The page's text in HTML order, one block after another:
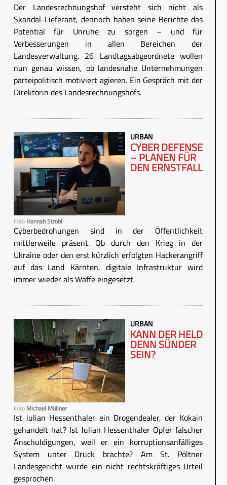
Der Landesrechnungshof versteht sich nicht als
Skandal-Lieferant, dennoch haben seine Berichte das
Potential für Unruhe zu sorgen – und für
Verbesserungen in allen Bereichen der
Landesverwaltung. 26 Landtagsabgeordnete wollen
nun genau wissen, ob landesnahe Unternehmungen
parteipolitisch motiviert agieren. Ein Gespräch mit der
Direktorin des Landesrechnungshofs.
Foto Hannah Strobl
URBAN
CYBER DEFENSE
– PLANEN FÜR
DEN ERNSTFALL
Cyberbedrohungen sind in der Öffentlichkeit
mittlerweile präsent. Ob durch den Krieg in der
Ukraine oder den erst kürzlich erfolgten Hackerangriff
auf das Land Kärnten, digitale Infrastruktur wird
immer wieder als Waffe eingesetzt.
Foto Michael Müllner
URBAN
KANN DER HELD
DENN SÜNDER
SEIN?
Ist Julian Hessenthaler ein Drogendealer, der Kokain
gehandelt hat? Ist Julian Hessenthaler Opfer falscher
Anschuldigungen, weil er ein korruptionsanfälliges
System unter Druck brachte? Am St. Pöltner
Landesgericht wurde ein nicht rechtskräftiges Urteil
gesprochen.